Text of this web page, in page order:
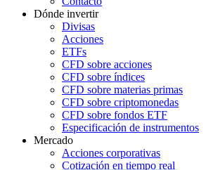
Dónde invertir
Divisas
Acciones
ETFs
CFD sobre acciones
CFD sobre índices
CFD sobre materias primas
CFD sobre criptomonedas
CFD sobre fondos ETF
Especificación de instrumentos
Mercado
Acciones corporativas
Cotización en tiempo real